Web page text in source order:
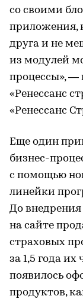
со своими
приложения,
друга и не
из модулей
процессы», —
«Ренессанс
«Ренессанс
Еще один
бизнес-
с помощью
линейки
До внедрения
на сайте
страховых
за 1,5 года
появилось
продуктов,